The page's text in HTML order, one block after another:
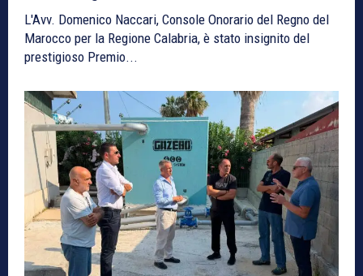
L'Avv. Domenico Naccari, Console Onorario del Regno del
Marocco per la Regione Calabria, è stato insignito del
prestigioso Premio...